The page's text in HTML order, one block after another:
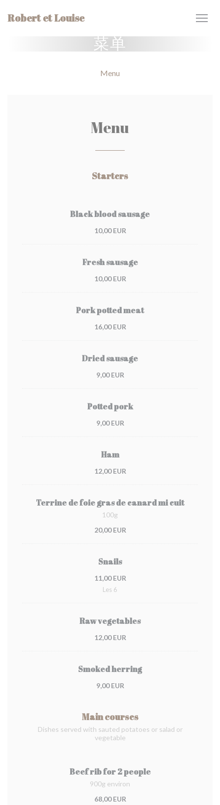
Robert et Louise
菜单
Menu
Menu
Starters
Black blood sausage
10,00 EUR
Fresh sausage
10,00 EUR
Pork potted meat
16,00 EUR
Dried sausage
9,00 EUR
Potted pork
9,00 EUR
Ham
12,00 EUR
Terrine de foie gras de canard mi cuit
100g
20,00 EUR
Snails
11,00 EUR
Les 6
Raw vegetables
12,00 EUR
Smoked herring
9,00 EUR
Main courses
Dishes served with sauted potatoes or salad or
vegetable
Beef rib for 2 people
900g environ
68,00 EUR